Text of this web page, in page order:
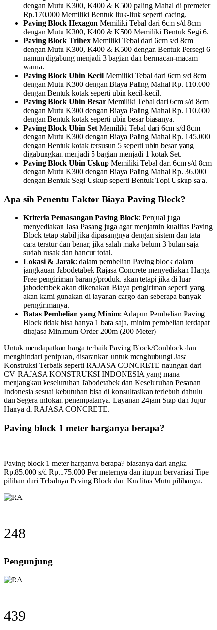
dengan Mutu K300, K400 & K500 paling Mahal di premeter
Rp.170.000 Memiliki Bentuk liuk-liuk seperti cacing.
Paving Block Hexagon Memiliki Tebal dari 6cm s/d 8cm
dengan Mutu K300, K400 & K500 Memiliki Bentuk Segi 6.
Paving Block Trihex Memiliki Tebal dari 6cm s/d 8cm
dengan Mutu K300, K400 & K500 dengan Bentuk Persegi 6
namun digabung menjadi 3 bagian dan bermacan-macam
warna.
Paving Block Ubin Kecil Memiliki Tebal dari 6cm s/d 8cm
dengan Mutu K300 dengan Biaya Paling Mahal Rp. 110.000
dengan Bentuk kotak seperti ubin kecil-kecil.
Paving Block Ubin Besar Memiliki Tebal dari 6cm s/d 8cm
dengan Mutu K300 dengan Biaya Paling Mahal Rp. 110.000
dengan Bentuk kotak seperti ubin besar biasanya.
Paving Block Ubin Set Memiliki Tebal dari 6cm s/d 8cm
dengan Mutu K300 dengan Biaya Paling Mahal Rp. 145.000
dengan Bentuk kotak tersusun 5 seperti ubin besar yang
digabungkan menjadi 5 bagian menjadi 1 kotak Set.
Paving Block Ubin Uskup Memiliki Tebal dari 6cm s/d 8cm
dengan Mutu K300 dengan Biaya Paling Mahal Rp. 36.000
dengan Bentuk Segi Uskup seperti Bentuk Topi Uskup saja.
Apa sih Penentu Faktor Biaya Paving Block?
Kriteria Pemasangan Paving Block: Penjual juga
menyediakan Jasa Pasang juga agar menjamin kualitas Paving
Block tetap stabil jika dipasangnya dengan sistem dan tata
cara teratur dan benar, jika salah maka belum 3 bulan saja
sudah rusak dan hancur total.
Lokasi & Jarak: dalam pembelian Paving block dalam
jangkauan Jabodetabek Rajasa Concrete menyediakan Harga
Free pengiriman barang/produk, akan tetapi jika di luar
jabodetabek akan dikenakan Biaya pengiriman seperti yang
akan kami gunakan di layanan cargo dan seberapa banyak
perngirimanya.
Batas Pembelian yang Minim: Adapun Pembelian Paving
Block tidak bisa hanya 1 bata saja, minim pembelian terdapat
dirajasa Minimum Order 200m (200 Meter)
Untuk mendapatkan harga terbaik Paving Block/Conblock dan
menghindari penipuan, disarankan untuk menghubungi Jasa
Konstruksi Terbaik seperti RAJASA CONCRETE naungan dari
CV. RAJASA KONSTRUKSI INDONESIA yang mana
menjangkau keseluruhan Jabodetabek dan Keseluruhan Pesanan
Indonesia sesuai kebutuhan bisa di konsultasikan terlebuh dahulu
dan Segera infokan penempatanya. Layanan 24jam Siap dan Jujur
Hanya di RAJASA CONCRETE.
Paving block 1 meter harganya berapa?
Paving block 1 meter harganya berapa? biasanya dari angka
Rp.85.000 s/d Rp.175.000 Per meternya dan itupun bervariasi Tipe
pilihan dari Tebalnya Paving Block dan Kualitas Mutu pilihanya.
272
Pengunjung
482